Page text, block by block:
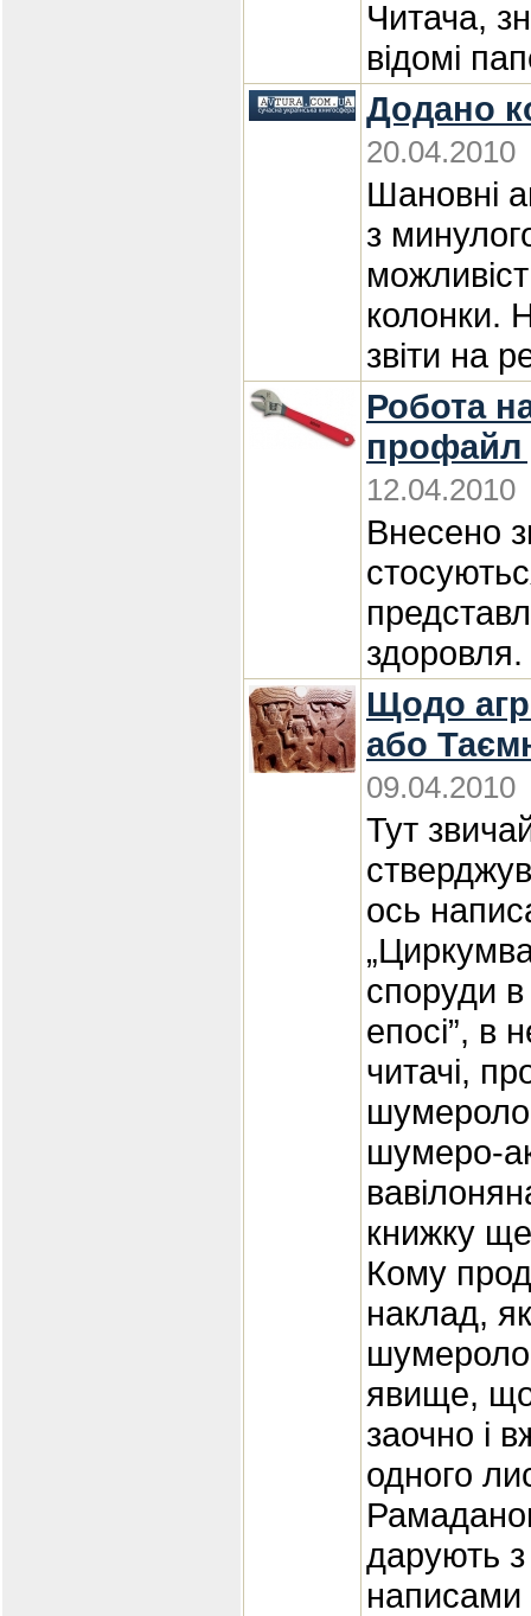
Читача,
відомі
Додано
20.04.2010
Шановні
з
колонки.
звіти на
Робота
профайл
12.04.2010
Внесено
здоровля.
Щодо
або
09.04.2010
Тут
ось
споруди
епосі”, в
читачі,
шумеро-
книжку
Кому
наклад,
явище,
заочно і
одного
дарують